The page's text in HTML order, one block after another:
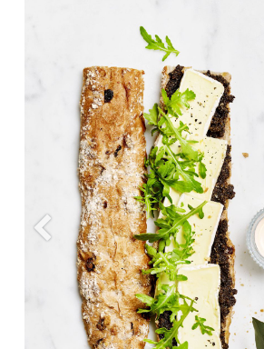
Previous